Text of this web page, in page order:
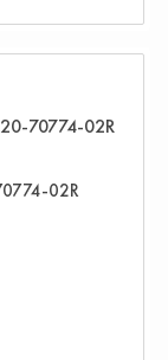
02R